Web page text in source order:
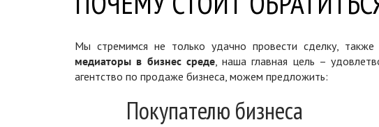
Мы стремимся не только удачно провести сделку,
медиаторы в бизнес среде, наша главная цель –
агентство по продаже бизнеса, можем предложить:
Покупателю бизнеса